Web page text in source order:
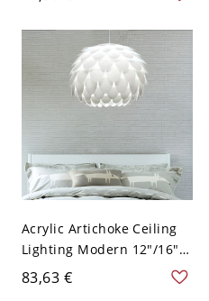
faltbarem LED-
Schreibtischlicht - 110V-
120V Aufladen(Batterrei
drinnen) Rosa
Acrylic Artichoke Ceiling
Lighting Modern 12"/16"
Wide 1 Bulb White
Pendant Lighting Fixture
83,63 €